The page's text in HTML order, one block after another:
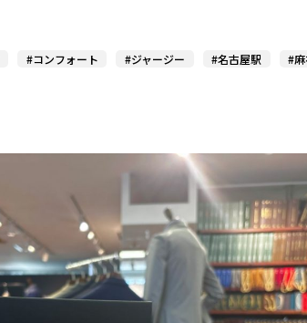
#コンフォート #ジャージー #名古屋駅 #